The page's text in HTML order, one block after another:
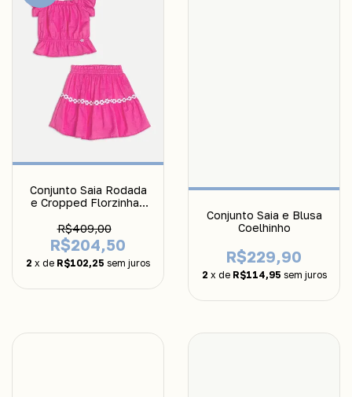
Conjunto Saia Rodada
e Cropped Florzinhas
R$409,00
R$204,50
2 x de R$102,25 sem juros
Conjunto Saia e Blusa
Coelhinho
R$229,90
2 x de R$114,95 sem juros